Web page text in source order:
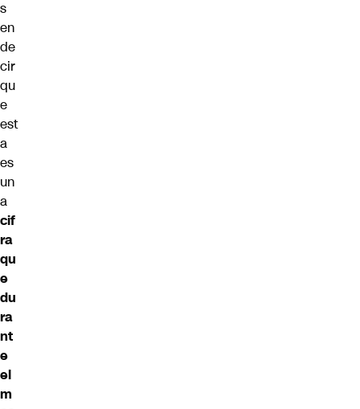
s
en
de
cir
qu
e
est
a
es
un
a
cif
ra
qu
e
du
ra
nt
e
el
m